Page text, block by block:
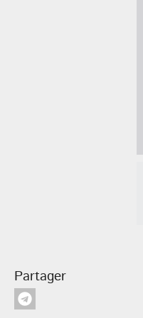
Partager